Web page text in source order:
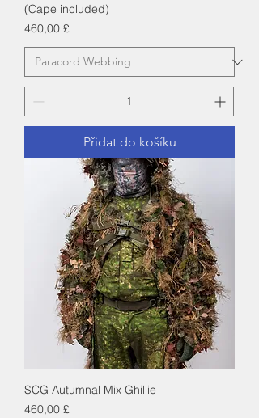
(Cape included)
Cena
460,00 £
Přidat do košíku
SCG Autumnal Mix Ghillie
Cena
460,00 £